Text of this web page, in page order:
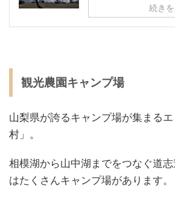
続き
観光農園キャンプ場
山梨県が誇るキャンプ場が集まる
村」。
相模湖から山中湖までをつなぐ道
はたくさんキャンプ場があります。